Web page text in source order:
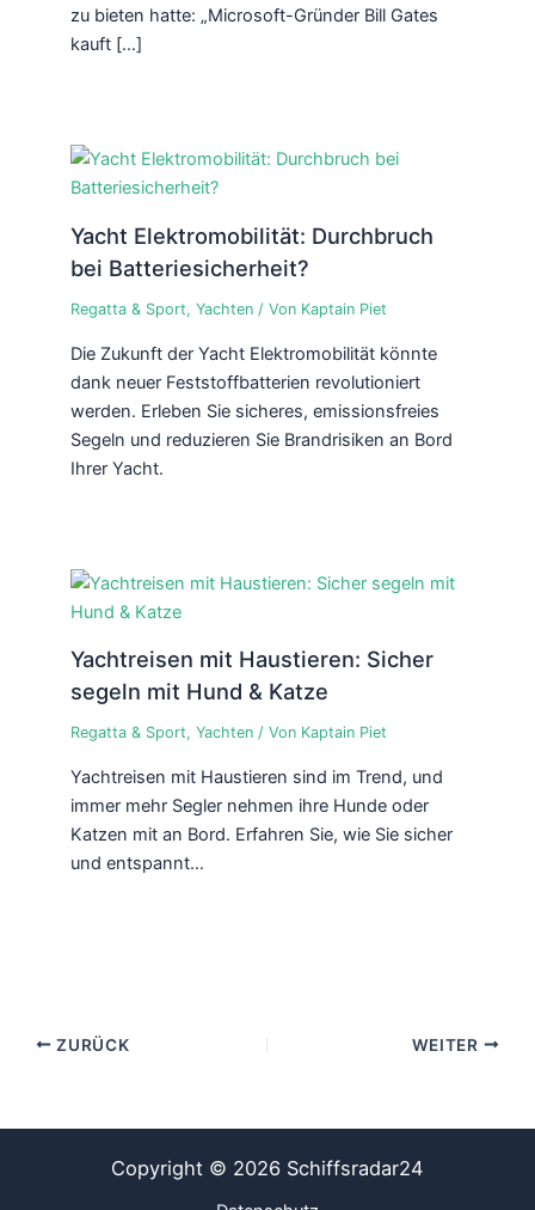
zu bieten hatte: „Microsoft-Gründer Bill Gates
kauft […]
Yacht Elektromobilität: Durchbruch
bei Batteriesicherheit?
Regatta & Sport, Yachten/ Von Kaptain Piet
Die Zukunft der Yacht Elektromobilität könnte
dank neuer Feststoffbatterien revolutioniert
werden. Erleben Sie sicheres, emissionsfreies
Segeln und reduzieren Sie Brandrisiken an Bord
Ihrer Yacht.
Yachtreisen mit Haustieren: Sicher
segeln mit Hund & Katze
Regatta & Sport, Yachten/ Von Kaptain Piet
Yachtreisen mit Haustieren sind im Trend, und
immer mehr Segler nehmen ihre Hunde oder
Katzen mit an Bord. Erfahren Sie, wie Sie sicher
und entspannt…
ZURÜCK WEITER
Copyright © 2026 Schiffsradar24